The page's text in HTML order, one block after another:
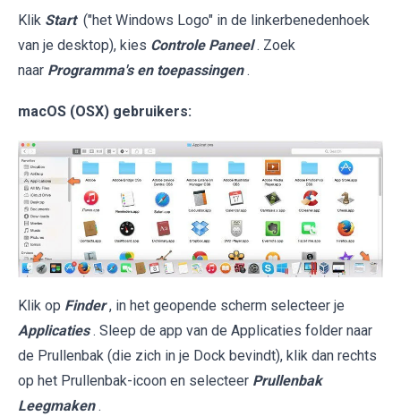
Klik Start ("het Windows Logo" in de linkerbenedenhoek
van je desktop), kies Controle Paneel . Zoek
naar Programma's en toepassingen .
macOS (OSX) gebruikers:
Klik op Finder , in het geopende scherm selecteer je
Applicaties . Sleep de app van de Applicaties folder naar
de Prullenbak (die zich in je Dock bevindt), klik dan rechts
op het Prullenbak-icoon en selecteer Prullenbak
Leegmaken .